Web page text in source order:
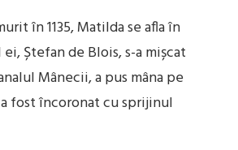
în 1135, Matilda se afla în
Ștefan de Blois, s-a mișcat
Mânecii, a pus mâna pe
fost încoronat cu sprijinul